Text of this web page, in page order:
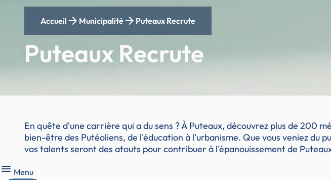
Accueil arrow_forward Municipalité arrow_forward Puteaux Recrute
Puteaux Recrute
En quête d'une carrière qui a du sens ? À Puteaux, découvrez plus de 200
bien-être des Putéoliens, de l'éducation à l'urbanisme. Que vous veniez du
vos talents seront des atouts pour contribuer à l'épanouissement de
Menu Menu